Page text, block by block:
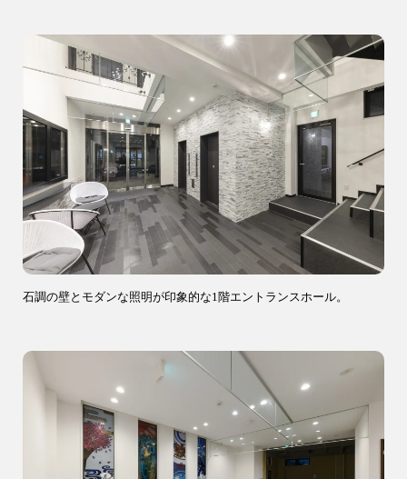
石調の壁とモダンな照明が印象的な1階エントランスホール。
営業時間 9時〜18時
（定休／水曜日）
注文住宅
0120-70-1212
リフォーム
0120-37-7611
04-2950-7171
事業用
04-2968-5522